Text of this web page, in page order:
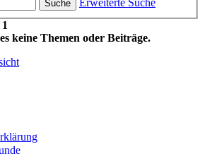
Suche
1
keine Themen oder Beiträge.